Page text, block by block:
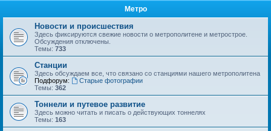
Метро
Новости и происшествия
Здесь фиксируются свежие новости о метрополитене и метрострое.
Обсуждения отключены.
Темы: 733
Станции
Здесь обсуждаем все, что связано со станциями нашего метрополитена
Подфорум:
Старые фотографии
Темы: 362
Тоннели и путевое развитие
Здесь можно читать и писать о действующих тоннелях
Темы: 163